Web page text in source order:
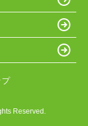
プ
Reserved.